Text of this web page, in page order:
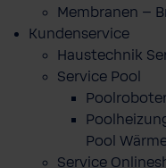
Membranen –
Kundenservice
Haustechnik
Service Pool
Pool
Service